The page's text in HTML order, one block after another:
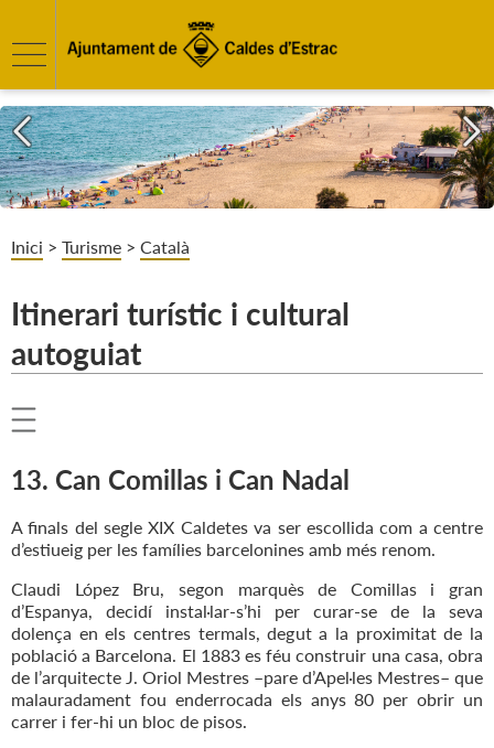
Inici > Turisme > Català
Itinerari turístic i cultural
autoguiat
13. Can Comillas i Can Nadal
A finals del segle XIX Caldetes va ser escollida com a centre
d’estiueig per les famílies barcelonines amb més renom.
Claudi López Bru, segon marquès de Comillas i gran
d’Espanya, decidí instal·lar-s’hi per curar-se de la seva
dolença en els centres termals, degut a la proximitat de la
població a Barcelona. El 1883 es féu construir una casa, obra
de l’arquitecte J. Oriol Mestres –pare d’Apel·les Mestres– que
malauradament fou enderrocada els anys 80 per obrir un
carrer i fer-hi un bloc de pisos.